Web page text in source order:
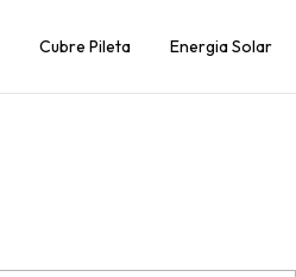
Cubre Pileta Energia Solar